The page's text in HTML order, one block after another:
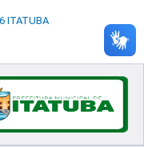
ITATUBA